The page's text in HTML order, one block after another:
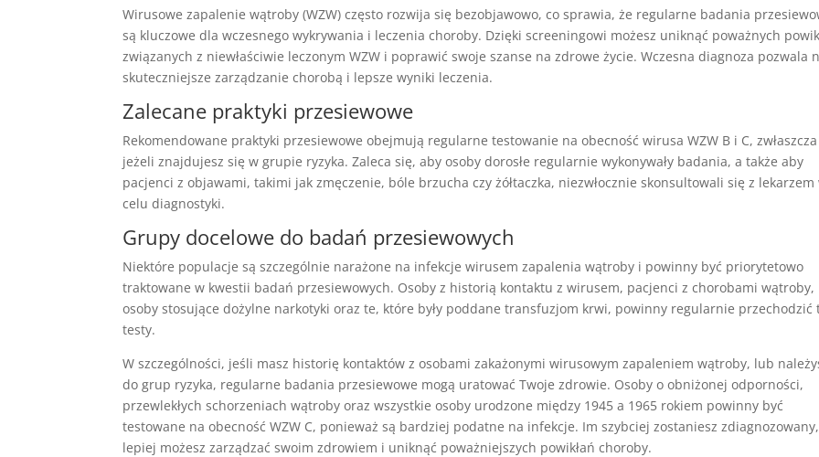
Wirusowe zapalenie wątroby (WZW) często rozwija się bezobjawowo, co sprawia, że regularne badania
są kluczowe dla wczesnego wykrywania i leczenia choroby. Dzięki screeningowi możesz uniknąć poważnych
związanych z niewłaściwie leczonym WZW i poprawić swoje szanse na zdrowe życie. Wczesna diagnoza pozwala
skuteczniejsze zarządzanie chorobą i lepsze wyniki leczenia.
Zalecane praktyki przesiewowe
Rekomendowane praktyki przesiewowe obejmują regularne testowanie na obecność wirusa WZW B i C, zwłaszcza
jeżeli znajdujesz się w grupie ryzyka. Zaleca się, aby osoby dorosłe regularnie wykonywały badania, a także aby
pacjenci z objawami, takimi jak zmęczenie, bóle brzucha czy żółtaczka, niezwłocznie skonsultowali się z lekarzem
celu diagnostyki.
Grupy docelowe do badań przesiewowych
Niektóre populacje są szczególnie narażone na infekcje wirusem zapalenia wątroby i powinny być priorytetowo
traktowane w kwestii badań przesiewowych. Osoby z historią kontaktu z wirusem, pacjenci z chorobami wątroby,
osoby stosujące dożylne narkotyki oraz te, które były poddane transfuzjom krwi, powinny regularnie przechodzić
testy.
W szczególności, jeśli masz historię kontaktów z osobami zakażonymi wirusowym zapaleniem wątroby, lub
do grup ryzyka, regularne badania przesiewowe mogą uratować Twoje zdrowie. Osoby o obniżonej odporności,
przewlekłych schorzeniach wątroby oraz wszystkie osoby urodzone między 1945 a 1965 rokiem powinny być
testowane na obecność WZW C, ponieważ są bardziej podatne na infekcje. Im szybciej zostaniesz
lepiej możesz zarządzać swoim zdrowiem i uniknąć poważniejszych powikłań choroby.